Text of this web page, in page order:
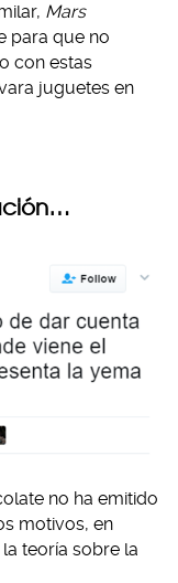
Mars
para que no
con estas
juguetes en
no ha emitido
motivos, en
teoría sobre la